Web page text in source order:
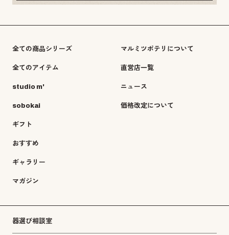
全ての商品シリーズ
全てのアイテム
studio m'
sobokai
ギフト
おすすめ
ギャラリー
マガジン
マルミツポテリについて
直営店一覧
ニュース
価格改定について
器選び相談室